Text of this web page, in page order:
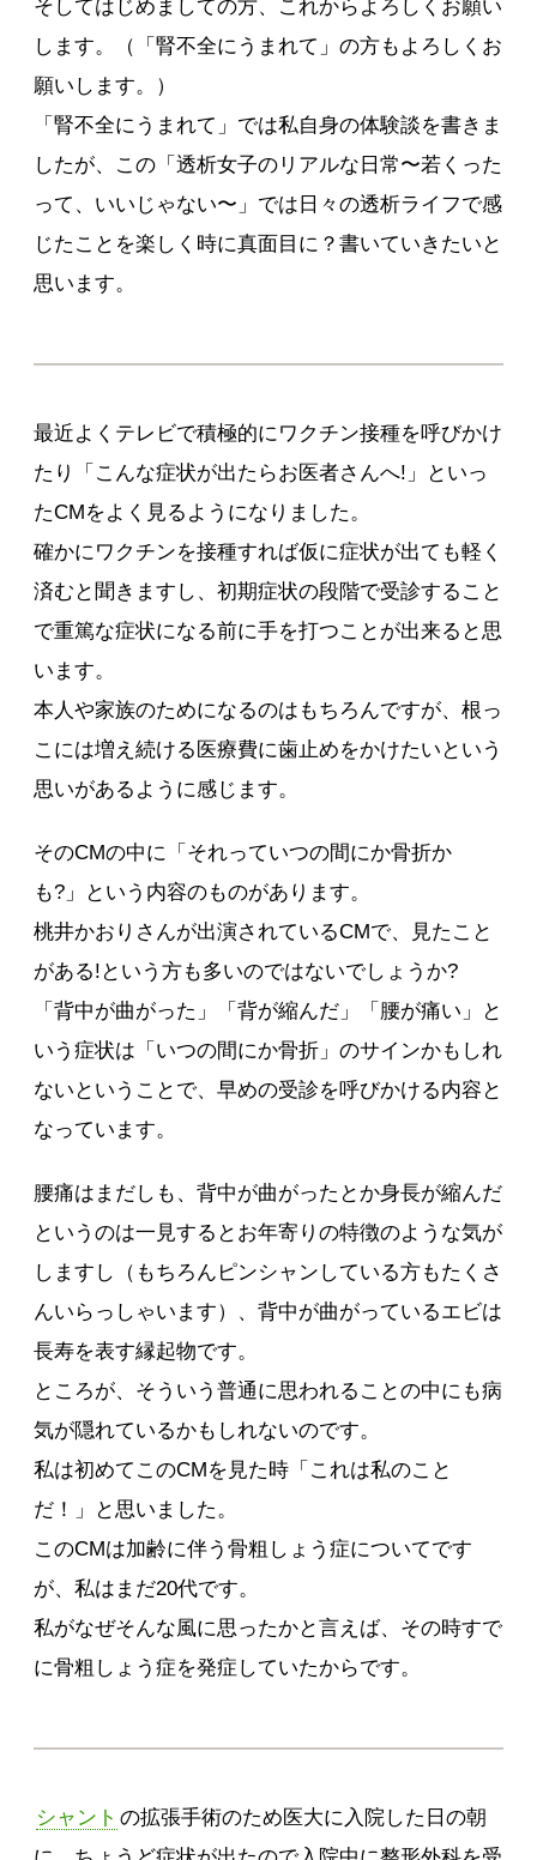
そしてはじめましての方、これからよろしくお願い
します。（「腎不全にうまれて」の方もよろしくお
願いします。）
「腎不全にうまれて」では私自身の体験談を書きま
したが、この「透析女子のリアルな日常〜若くった
って、いいじゃない〜」では日々の透析ライフで感
じたことを楽しく時に真面目に？書いていきたいと
思います。
最近よくテレビで積極的にワクチン接種を呼びかけ
たり「こんな症状が出たらお医者さんへ!」といっ
たCMをよく見るようになりました。
確かにワクチンを接種すれば仮に症状が出ても軽く
済むと聞きますし、初期症状の段階で受診すること
で重篤な症状になる前に手を打つことが出来ると思
います。
本人や家族のためになるのはもちろんですが、根っ
こには増え続ける医療費に歯止めをかけたいという
思いがあるように感じます。
そのCMの中に「それっていつの間にか骨折か
も?」という内容のものがあります。
桃井かおりさんが出演されているCMで、見たこと
がある!という方も多いのではないでしょうか?
「背中が曲がった」「背が縮んだ」「腰が痛い」と
いう症状は「いつの間にか骨折」のサインかもしれ
ないということで、早めの受診を呼びかける内容と
なっています。
腰痛はまだしも、背中が曲がったとか身長が縮んだ
というのは一見するとお年寄りの特徴のような気が
しますし（もちろんピンシャンしている方もたくさ
んいらっしゃいます）、背中が曲がっているエビは
長寿を表す縁起物です。
ところが、そういう普通に思われることの中にも病
気が隠れているかもしれないのです。
私は初めてこのCMを見た時「これは私のこと
だ！」と思いました。
このCMは加齢に伴う骨粗しょう症についてです
が、私はまだ20代です。
私がなぜそんな風に思ったかと言えば、その時すで
に骨粗しょう症を発症していたからです。
シャント の拡張手術のため医大に入院した日の朝